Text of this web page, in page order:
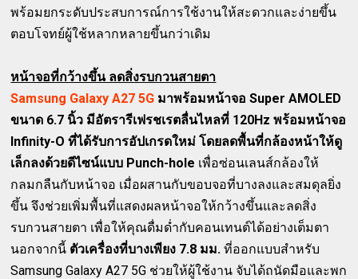
พร้อมยกระดับประสบการณ์การใช้งานให้สะดวกและง่ายขึ้น
ตอบโจทย์ผู้ใช้หลากหลายขึ้นกว่าเดิม
หน้าจอที่กว้างขึ้น ลดสิ่งรบกวนสายตา
Samsung Galaxy A27 5G มาพร้อมหน้าจอ Super AMOLED
ขนาด 6.7 นิ้ว มีอัตรารีเฟรชเรตลื่นไหลที่ 120Hz พร้อมหน้าจอ
Infinity-O ที่ได้รับการอัปเกรดใหม่ โดยลดพื้นที่กล้องหน้าให้ดู
เล็กลงด้วยดีไซน์แบบ Punch-hole เพื่อซ่อนเลนส์กล้องให้
กลมกลืนกับหน้าจอ เมื่อผสานกับขอบจอที่บางลงและสมดุลยิ่ง
ขึ้น จึงช่วยเพิ่มพื้นที่แสดงผลหน้าจอให้กว้างขึ้นและลดสิ่ง
รบกวนสายตา เพื่อให้คุณดื่มด่ำกับคอนเทนต์ได้อย่างเต็มตา
นอกจากนี้ ตัวเครื่องที่บางเพียง 7.8 มม. ที่ออกแบบสำหรับ
Samsung Galaxy A27 5G ช่วยให้ผู้ใช้งาน จับได้ถนัดมือและพก